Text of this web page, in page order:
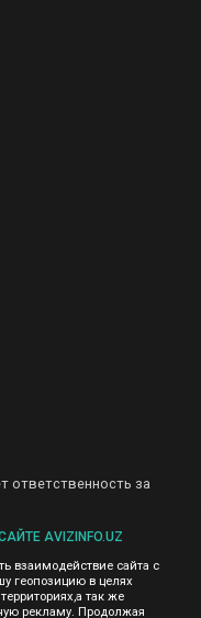
ответственность за
зарегистрированных
которые ссылается
сайта представлена
Чтобы узнать
AVIZINFO.UZ
взаимодействие сайта с
геопозицию в целях
так же
рекламу. Продолжая